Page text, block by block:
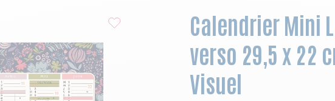
Calendrier Mini
verso 29,5 x 22
Visuel